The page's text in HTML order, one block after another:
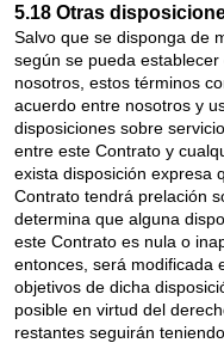
5.18 Otras
Salvo que se disponga de
según se pueda
nosotros, estos términos
acuerdo entre nosotros y
disposiciones sobre
entre este Contrato y
exista disposición expresa
Contrato tendrá prelación
determina que alguna
este Contrato es nula o
entonces, será modificada
objetivos de dicha
posible en virtud del
restantes seguirán